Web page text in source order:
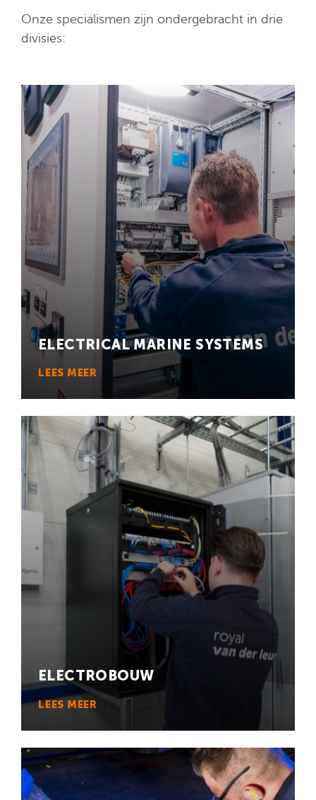
Onze specialismen zijn ondergebracht in drie
divisies:
ELECTRICAL MARINE SYSTEMS
LEES MEER
ELECTROBOUW
LEES MEER